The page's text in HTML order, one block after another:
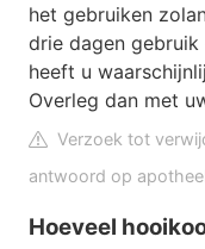
het gebruiken
drie dagen
heeft u
Overleg dan met
Verzoek tot
antwoord op
Hoeveel